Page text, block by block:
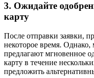
3. Ожидайте
карту
После отправки заявки,
некоторое время.
предлагают мгновенное
карту в течение
предложить